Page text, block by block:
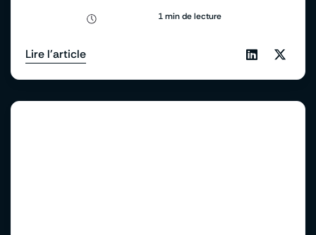
1 min de lecture
Lire l'article